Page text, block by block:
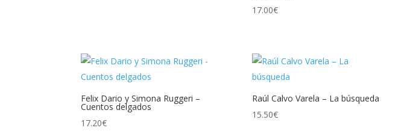
17.00€
Felix Dario y Simona Ruggeri –
Cuentos delgados
17.20€
Raúl Calvo Varela – La búsqueda
15.50€